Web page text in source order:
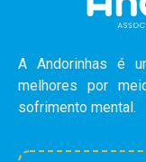
A Andorinhas é
melhores por
sofrimento mental.